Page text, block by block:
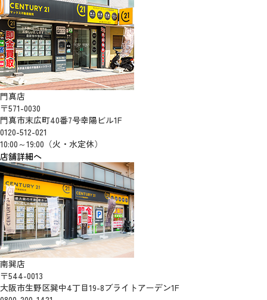
門真店
〒571-0030
門真市末広町40番7号幸陽ビル1F
0120-512-021
10:00～19:00（火・水定休）
店舗詳細へ
南巽店
〒544-0013
大阪市生野区巽中4丁目19-8ブライトアーデン1F